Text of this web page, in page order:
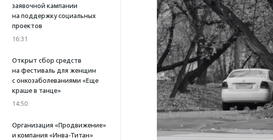
заявочной кампании
на поддержку социальных
проектов
16:31
Открыт сбор средств
на фестиваль для женщин
с онкозаболеваниями «Еще
краше в танце»
14:50
Организация «Продвижение»
и компания «Инва-Титан»